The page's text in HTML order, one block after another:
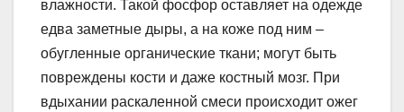
влажности. Такой фосфор оставляет на одежде
едва заметные дыры, а на коже под ним –
обугленные органические ткани; могут быть
повреждены кости и даже костный мозг. При
вдыхании раскаленной смеси происходит ожег